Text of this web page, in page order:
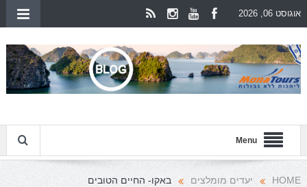
אוגוסט 06, 2026
Menu
HOME יעדים מומלצים באקו- החיים הטובים